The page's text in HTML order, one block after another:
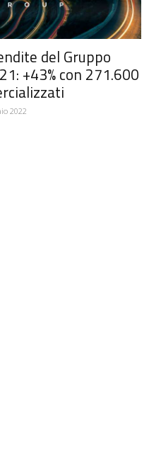
del Gruppo
+43% con 271.600
2022